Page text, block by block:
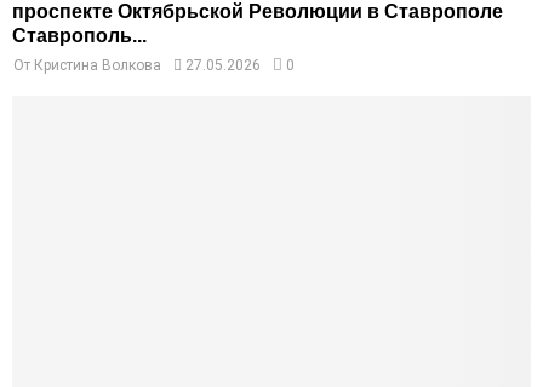
проспекте Октябрьской Революции в Ставрополе
Ставрополь...
От Кристина Волкова 27.05.2026 0